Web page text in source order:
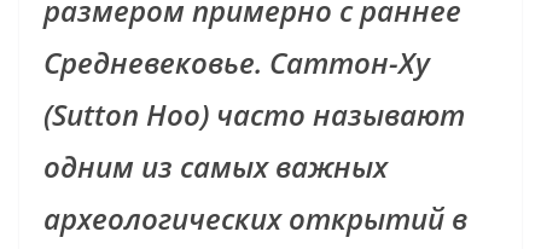
размером примерно с раннее
Средневековье. Саттон-Ху
(Sutton Hoo) часто называют
одним из самых важных
археологических открытий в